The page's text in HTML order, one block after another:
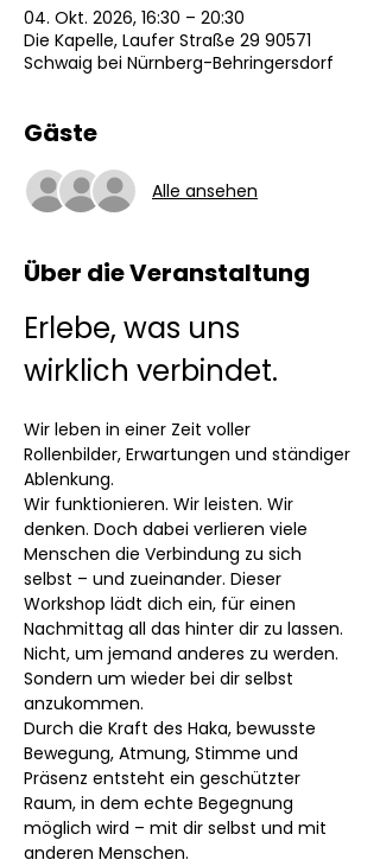
04. Okt. 2026, 16:30 – 20:30
Die Kapelle, Laufer Straße 29 90571
Schwaig bei Nürnberg-Behringersdorf
Gäste
Alle ansehen
Über die Veranstaltung
Erlebe, was uns
wirklich verbindet.
Wir leben in einer Zeit voller
Rollenbilder, Erwartungen und ständiger
Ablenkung.
Wir funktionieren. Wir leisten. Wir
denken. Doch dabei verlieren viele
Menschen die Verbindung zu sich
selbst – und zueinander. Dieser
Workshop lädt dich ein, für einen
Nachmittag all das hinter dir zu lassen.
Nicht, um jemand anderes zu werden.
Sondern um wieder bei dir selbst
anzukommen.
Durch die Kraft des Haka, bewusste
Bewegung, Atmung, Stimme und
Präsenz entsteht ein geschützter
Raum, in dem echte Begegnung
möglich wird – mit dir selbst und mit
anderen Menschen.